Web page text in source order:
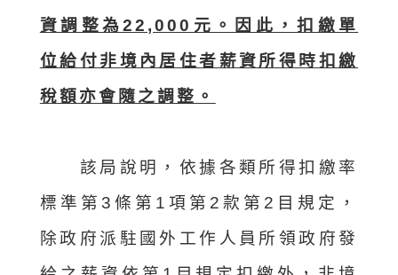
資調整為22,000元。因此，扣繳單
位給付非境內居住者薪資所得時扣繳
稅額亦會隨之調整。
該局說明，依據各類所得扣繳率
標準第3條第1項第2款第2目規定，
除政府派駐國外工作人員所領政府發